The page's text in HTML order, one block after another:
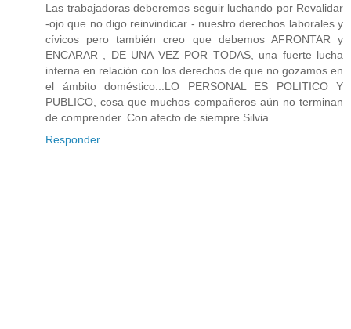
Las trabajadoras deberemos seguir luchando por Revalidar
-ojo que no digo reinvindicar - nuestro derechos laborales y
cívicos pero también creo que debemos AFRONTAR y
ENCARAR , DE UNA VEZ POR TODAS, una fuerte lucha
interna en relación con los derechos de que no gozamos en
el ámbito doméstico...LO PERSONAL ES POLITICO Y
PUBLICO, cosa que muchos compañeros aún no terminan
de comprender. Con afecto de siempre Silvia
Responder